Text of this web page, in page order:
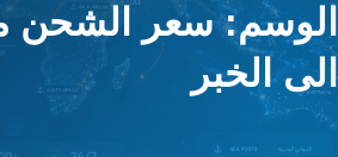
الوسم:سعر الشحن
الى الخبر